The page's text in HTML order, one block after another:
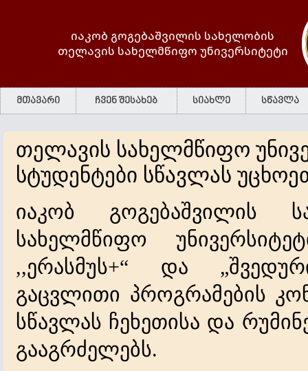
იაკობ გოგებაშვილის სახელობის
თელავის სახელმწიფო უნივერსიტეტი
მთავარი ჩვენ შესახებ სიახლე სწავლა
თელავის სახელმწიფო
სტუდენტები სწავლას
იაკობ გოგებაშვილის
სახელმწიფო
,,ერასმუს+“ და „
გაცვლითი პროგრამების
სწავლას ჩეხეთისა და
გააგრძელებს.